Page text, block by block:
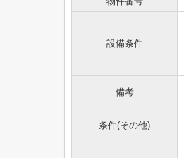
設備条件
備考
条件(その他)